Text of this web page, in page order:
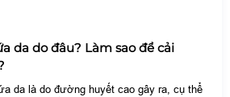
da do đâu? Làm sao để cải
da là do đường huyết cao gây ra, cụ thể